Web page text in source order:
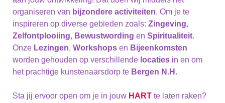
organiseren van bijzondere activiteiten. Om je te
inspireren op diverse gebieden zoals: Zingeving,
Zelfontplooiing, Bewustwording en Spiritualiteit.
Onze Lezingen, Workshops en Bijeenkomsten
worden gehouden op verschillende locaties in en om
het prachtige kunstenaarsdorp te Bergen N.H.
Sta jij ervoor open om je in jouw HART te laten raken?